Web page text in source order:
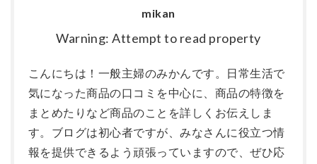
mikan
Warning: Attempt to read property
こんにちは！一般主婦のみかんです。日常生活で
気になった商品の口コミを中心に、商品の特徴を
まとめたりなど商品のことを詳しくお伝えしま
す。ブログは初心者ですが、みなさんに役立つ情
報を提供できるよう頑張っていますので、ぜひ応